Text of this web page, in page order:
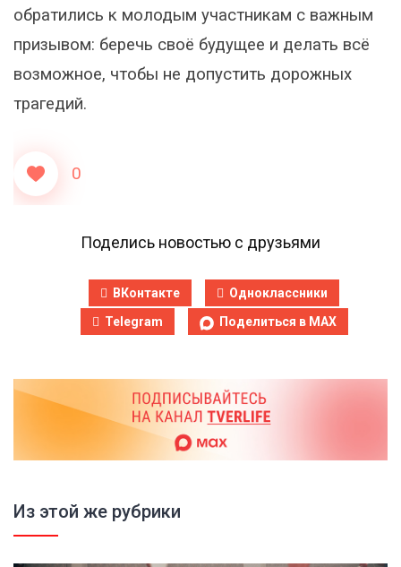
обратились к молодым участникам с важным
призывом: беречь своё будущее и делать всё
возможное, чтобы не допустить дорожных
трагедий.
0
Поделись новостью с друзьями
ВКонтакте
Одноклассники
Telegram
Поделиться в MAX
Из этой же рубрики